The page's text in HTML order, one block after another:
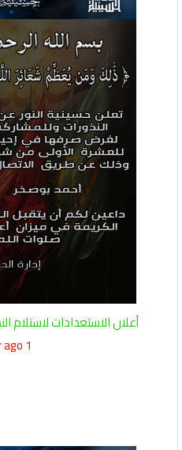
أعلان الاستعدادات لاستلام
1 year ago